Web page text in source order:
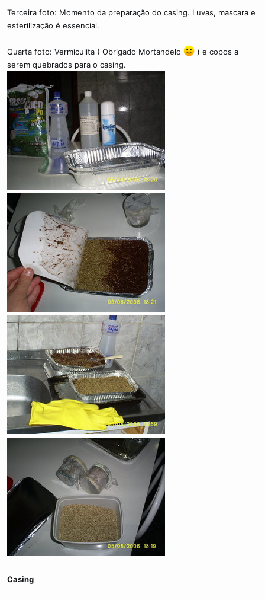
Terceira foto: Momento da preparação do casing. Luvas, mascara e
esterilização é essencial.
Quarta foto: Vermiculita ( Obrigado Mortandelo
) e copos a
serem quebrados para o casing.
Casing